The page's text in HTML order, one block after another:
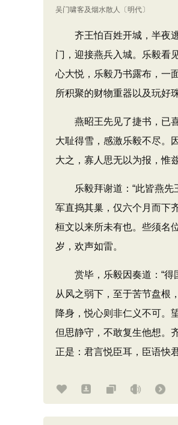
吴门啸客及烟水散人 〔明代〕
齐王怕百姓开城，半夜逃
门，迎接燕兵入城。乐毅看
心大悦，乐毅乃书露布，一
所积聚的财物重器以及玩好
燕昭王先见了捷书，已喜
大耻得雪，感激乐毅不尽。
大之，寡人思无以为报，惟
乐毅拜谢道：“此皆燕先王
军直捣其巢，仅六个月而下
桓文以来所未有也。些须名
岁，欢声如雷。
赏毕，乐毅因奏道：“得
从风之弱下，至于苦节盘根
降身，悦心则非仁义不可。
但思静守，不敢复生他想。
正是：君言悦臣耳，臣语快